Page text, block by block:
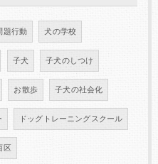
題行動 犬の学校
子犬 子犬のしつけ
お散歩 子犬の社会化
ドッグトレーニングスクール
区